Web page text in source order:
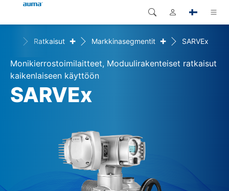
Tuotteet
Ratkaisut
Dokumentit
Global
Eurooppa
Aasia ja Tyynen valtameren
Pohjois-Amerikka
HakuRatkaisut + Markkinasegmentit + SARVEx
Monikierrostoimilaitteet, Moduulirakenteiset ratkaisut
kaikenlaiseen käyttöön
SARVEx